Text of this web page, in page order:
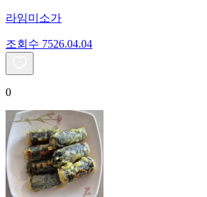
라임미소가
조회수 7526.04.04
0